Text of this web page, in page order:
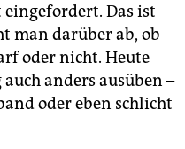
Das ist
man darüber ab, ob
oder nicht. Heute
anders ausüben –
oder eben schlicht